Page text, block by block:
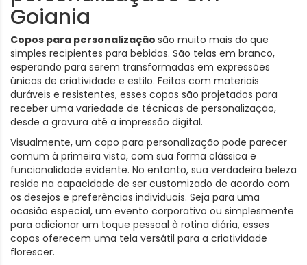
Goiania
Copos para personalização são muito mais do que
simples recipientes para bebidas. São telas em branco,
esperando para serem transformadas em expressões
únicas de criatividade e estilo. Feitos com materiais
duráveis e resistentes, esses copos são projetados para
receber uma variedade de técnicas de personalização,
desde a gravura até a impressão digital.
Visualmente, um copo para personalização pode parecer
comum à primeira vista, com sua forma clássica e
funcionalidade evidente. No entanto, sua verdadeira beleza
reside na capacidade de ser customizado de acordo com
os desejos e preferências individuais. Seja para uma
ocasião especial, um evento corporativo ou simplesmente
para adicionar um toque pessoal à rotina diária, esses
copos oferecem uma tela versátil para a criatividade
florescer.